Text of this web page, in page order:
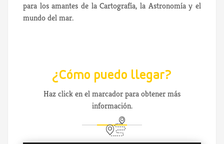
para los amantes de la Cartografía, la Astronomía y el
mundo del mar.
¿Cómo puedo llegar?
Haz click en el marcador para obtener más
información.